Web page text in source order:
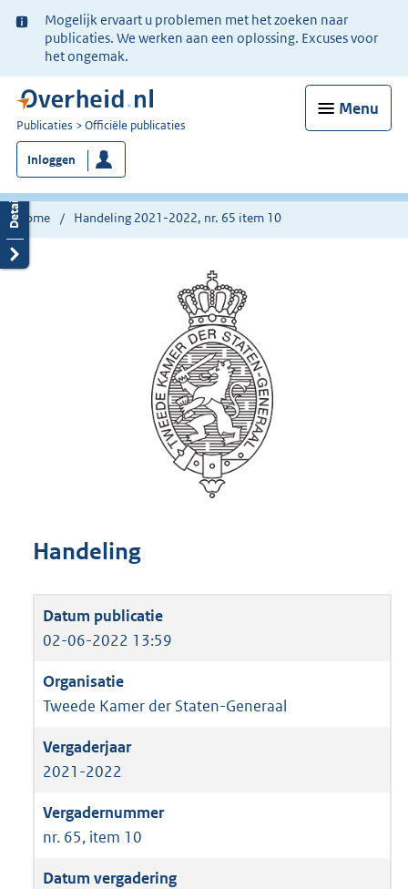
Ter
informatie:
Mogelijk ervaart u problemen met het zoeken naar
publicaties. We werken aan een oplossing. Excuses voor
het ongemak.
Menu
U
bent
nu
hier:
Publicaties Officiële publicaties
Inloggen
Home Handeling 2021-2022, nr. 65 item 10
Handeling
02-06-2022 13:59
Tweede Kamer der Staten-Generaal
2021-2022
nr. 65, item 10